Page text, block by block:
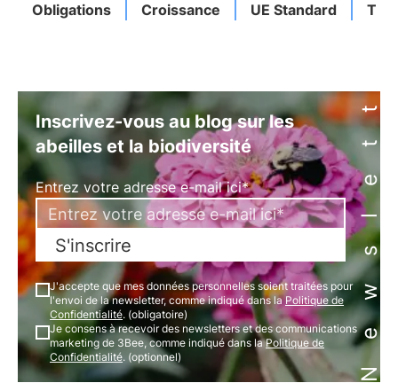
Obligations Croissance UE Standard Newsletter
Inscrivez-vous au blog sur les
abeilles et la biodiversité
Entrez votre adresse e-mail ici*
S'inscrire
J'accepte que mes données personnelles soient traitées pour
l'envoi de la newsletter, comme indiqué dans laPolitique de
Confidentialité. (obligatoire)
Je consens à recevoir des newsletters et des communications
marketing de 3Bee, comme indiqué dans laPolitique de
Confidentialité. (optionnel)